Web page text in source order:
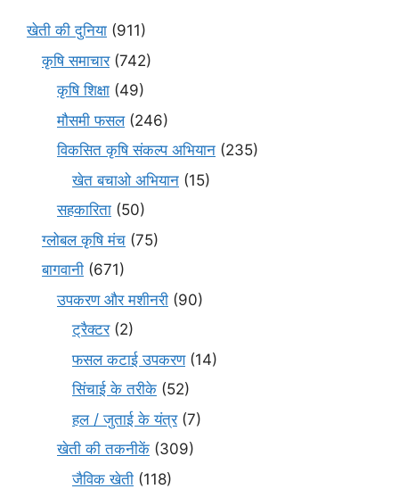
खेती की दुनिया (911)
कृषि समाचार(742)
कृषि शिक्षा (49)
मौसमी फसल(246)
विकसित कृषि संकल्प अभियान (235)
खेत बचाओ अभियान (15)
सहकारिता (50)
ग्लोबल कृषि मंच (75)
बागवानी (671)
उपकरण और मशीनरी (90)
ट्रैक्टर(2)
फसल कटाई उपकरण(14)
सिंचाई के तरीके (52)
हल / जुताई के यंत्र(7)
खेती की तकनीकें (309)
जैविक खेती (118)